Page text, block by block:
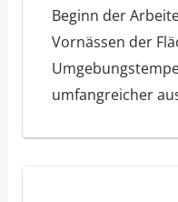
Beginn der
Vornässen der
umfangreicher